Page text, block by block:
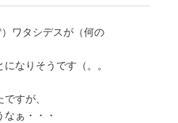
ワタシデスが（何の
なりそうです（。。
すが、
ぁ・・・